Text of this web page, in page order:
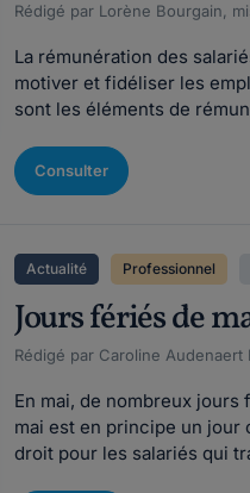
Rédigé par Lorène Bourgain,
La rémunération des
motiver et fidéliser les
sont les éléments de
Consulter
Actualité Professionnel
Jours fériés de
Rédigé par Caroline Audenaert
En mai, de nombreux jours
mai est en principe un jour
droit pour les salariés qui